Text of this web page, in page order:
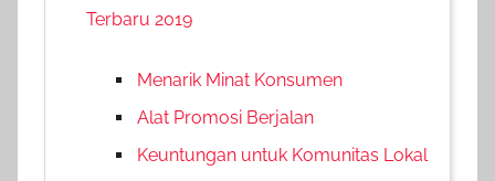
Terbaru 2019
Menarik Minat Konsumen
Alat Promosi Berjalan
Keuntungan untuk Komunitas Lokal